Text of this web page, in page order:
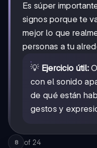
Es súper
signos porque te
mejor lo que
personas a tu
💡 Ejercicio útil:
con el sonido
de qué están
gestos y
8 of 24